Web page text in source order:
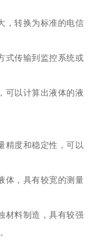
，转换为标准的电信
式传输到监控系统或
可以计算出液体的液
精度和稳定性，可以
体，具有较宽的测量
材料制造，具有较强